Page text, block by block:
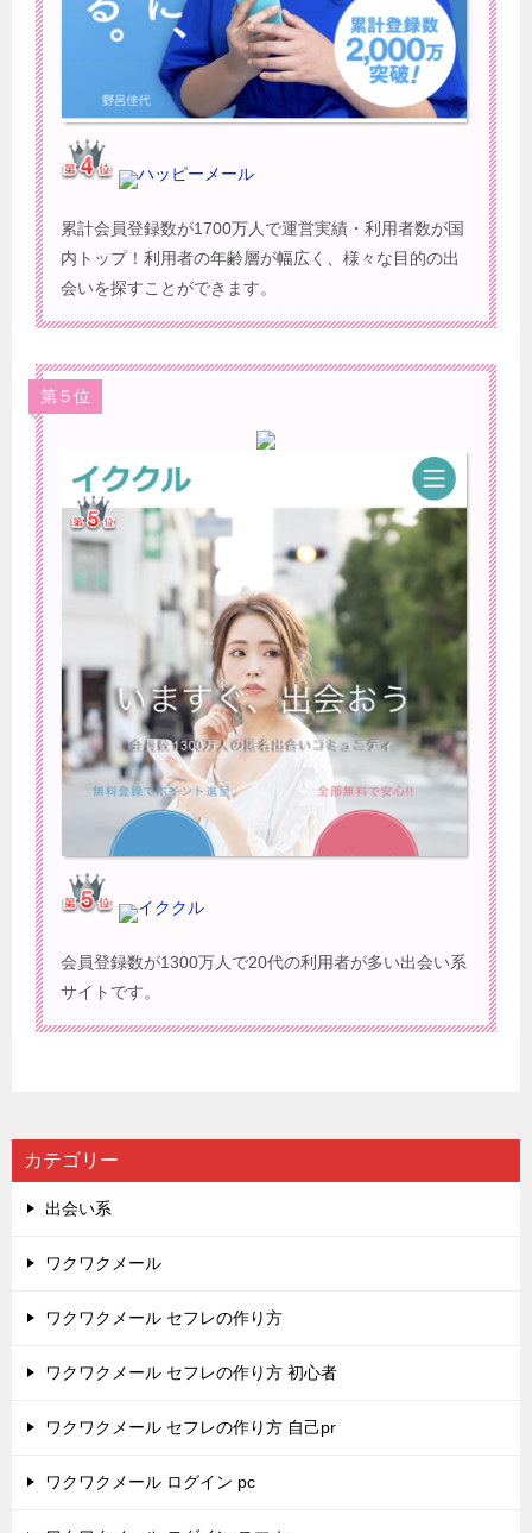
ハッピーメール
累計会員登録数が1700万人で運営実績・利用者数が国
内トップ！利用者の年齢層が幅広く、様々な目的の出
会いを探すことができます。
第５位
イククル
会員登録数が1300万人で20代の利用者が多い出会い系
サイトです。
カテゴリー
出会い系
ワクワクメール
ワクワクメール セフレの作り方
ワクワクメール セフレの作り方 初心者
ワクワクメール セフレの作り方 自己pr
ワクワクメール ログイン pc